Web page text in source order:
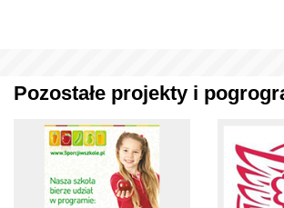
Pozostałe projekty i